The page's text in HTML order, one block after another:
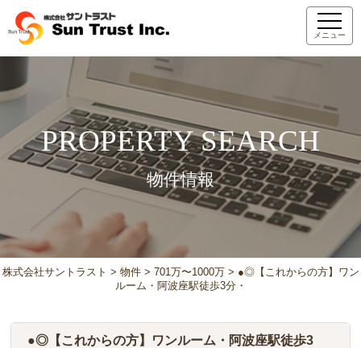
メニュー
PROPERTY SEARCH
物件情報
株式会社サントラスト > 物件> 701万〜1000万> ●◎【これからの方】ワン
ルーム・阿波座駅徒歩3分・
●◎【これからの方】ワンルーム・阿波座駅徒歩3